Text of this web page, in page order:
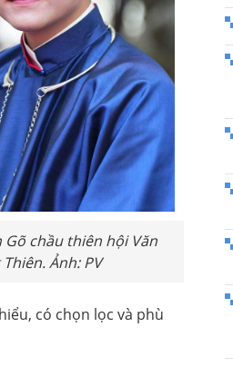
chầu thiên hội Văn
Ảnh: PV
có chọn lọc và phù